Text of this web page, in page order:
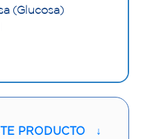
(Glucosa)
PRODUCTO ↓